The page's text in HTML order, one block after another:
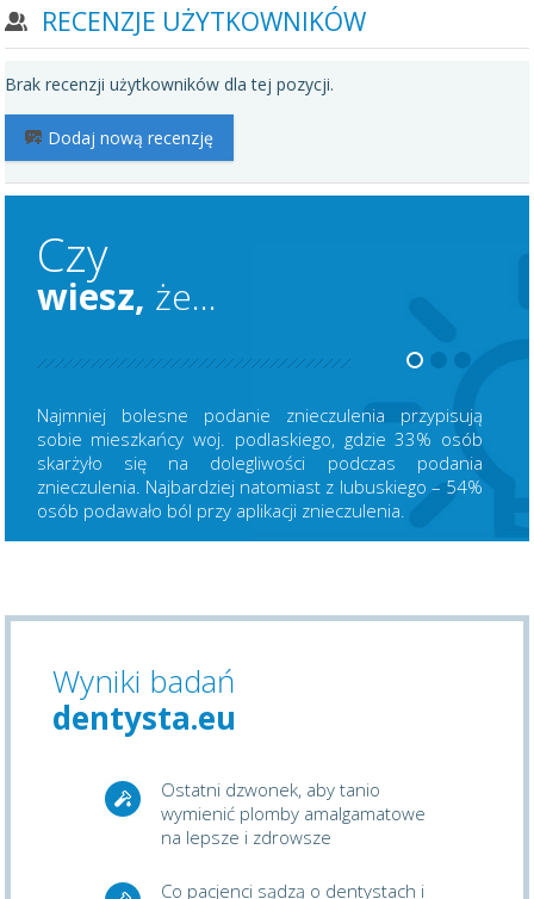
RECENZJE UŻYTKOWNIKÓW
Brak recenzji użytkowników dla tej pozycji.
Dodaj nową recenzję
Czy
wiesz, że...
Najmniej bolesne podanie znieczulenia przypisują
sobie mieszkańcy woj. podlaskiego, gdzie 33% osób
skarżyło się na dolegliwości podczas podania
znieczulenia. Najbardziej natomiast z lubuskiego – 54%
osób podawało ból przy aplikacji znieczulenia.
Wyniki badań
dentysta.eu
Ostatni dzwonek, aby tanio
wymienić plomby amalgamatowe
na lepsze i zdrowsze
Co pacjenci sądzą o dentystach i